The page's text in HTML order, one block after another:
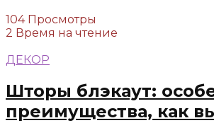
104 Просмотры
2 Время на чтение
ДЕКОР
Шторы блэкаут:
преимущества, как